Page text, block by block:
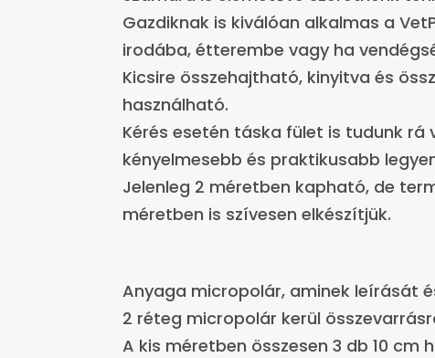
Gazdiknak is kiválóan alkalmas a
irodába, étterembe vagy ha
Kicsire összehajtható, kinyitva és
használható.
Kérés esetén táska fület is tudunk rá
kényelmesebb és praktikusabb
Jelenleg 2 méretben kapható, de
méretben is szívesen elkészítjük.
Anyaga micropolár, aminek leírását
2 réteg micropolár kerül
A kis méretben összesen 3 db 10